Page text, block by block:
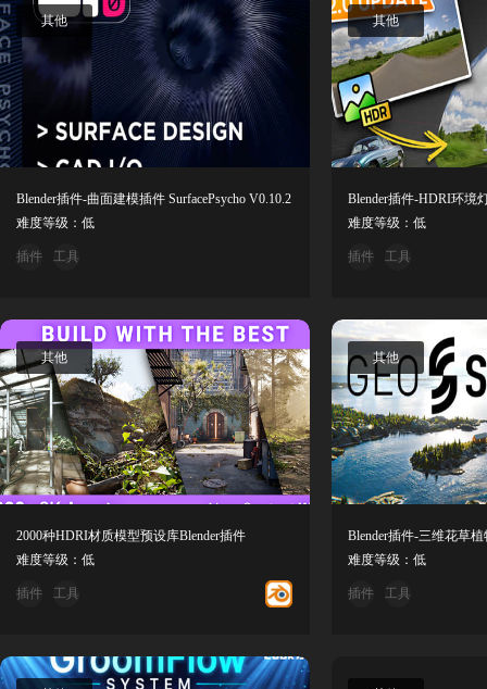
其他
Blender插件-曲面建模插件 SurfacePsycho V0.10.2
难度等级：低
插件 工具
其他
难度等级：低
插件 工具
其他
2000种HDRI材质模型预设库Blender插件
难度等级：低
插件 工具
其他
难度等级：低
插件 工具